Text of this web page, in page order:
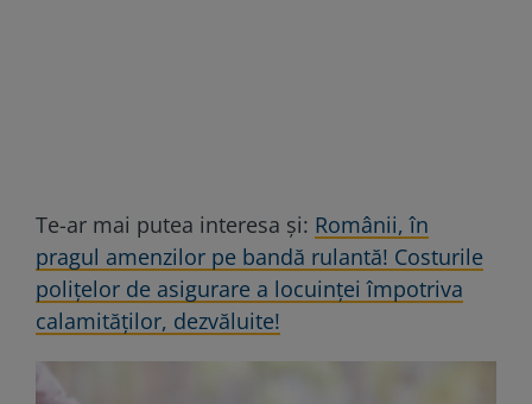
Te-ar mai putea interesa și: Românii, în
pragul amenzilor pe bandă rulantă! Costurile
polițelor de asigurare a locuinței împotriva
calamităților, dezvăluite!